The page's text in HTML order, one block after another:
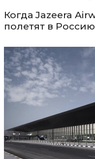
Когда Jazeera
полетят в Россию